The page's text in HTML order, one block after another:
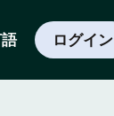
ログイン